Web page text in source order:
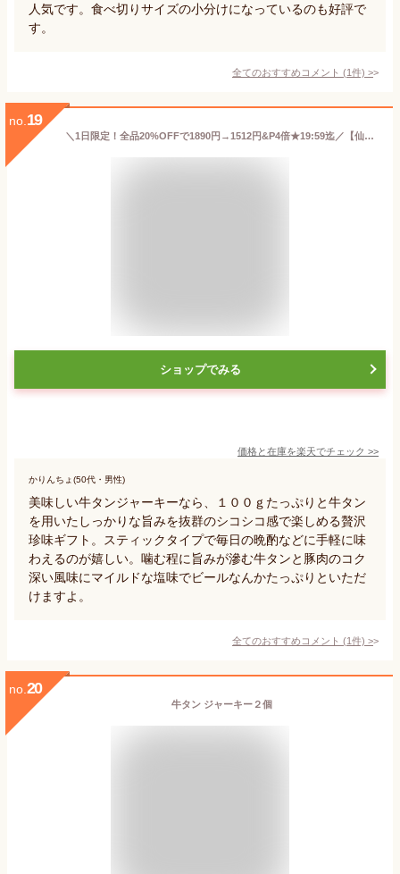
人気です。食べ切りサイズの小分けになっているのも好評で
す。
全てのおすすめコメント (1件) >
no. 19
＼1日限定！全品20%OFFで1890円→1512円&P4倍★19:59迄／【仙台名物】奥州牛たんサラミ100g サラミ ジャーキー おつまみ 珍味 カルパス スティック 牛たん サラミ 宮内ハム【メーカー直送品】
ショップでみる
価格と在庫を楽天でチェック >>
かりんちょ(50代・男性)
美味しい牛タンジャーキーなら、１００ｇたっぷりと牛タン
を用いたしっかりな旨みを抜群のシコシコ感で楽しめる贅沢
珍味ギフト。スティックタイプで毎日の晩酌などに手軽に味
わえるのが嬉しい。噛む程に旨みが滲む牛タンと豚肉のコク
深い風味にマイルドな塩味でビールなんかたっぷりといただ
けますよ。
全てのおすすめコメント (1件) >
no. 20
牛タン ジャーキー２個